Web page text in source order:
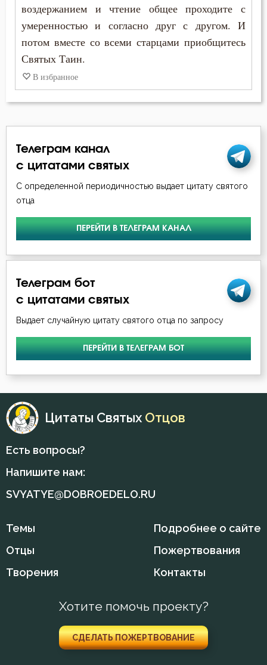
Молчание
Монастырь
Монах
Надежда
Нерадение
Оскорбление
Печаль
Познание себя
Помощь Божия
Пост
Почитание Бога
Прошение
Работа
Радость
Разум
Свобода воли
Священники
Смертная память
Иларион Оптинский (Пономарёв)
Илия Екдик
Иоанн Златоуст
Иоанн Карпафский
Иоанн Кронштадтский
Иоанн Лествичник
Исаак Сирин Ниневийский
Иустин (Попович)
Макарий Великий
Никита Стифат
Никодим Святогорец
Нил Синайский
Симеон Новый Богослов
Феодор Студит
Феофан Затворник
воздержанием и чтение общее проходите с
умеренностью и согласно друг с другом. И
потом вместе со всеми старцами приобщитесь
Святых Таин.
В избранное
Телеграм канал
с цитатами святых
С определенной периодичностью выдает цитату святого
отца
ПЕРЕЙТИ В ТЕЛЕГРАМ КАНАЛ
Телеграм бот
с цитатами святых
Выдает случайную цитату святого отца по запросу
ПЕРЕЙТИ В ТЕЛЕГРАМ БОТ
Цитаты Святых Отцов
Есть вопросы?
Напишите нам:
SVYATYE@DOBROEDELO.RU
Темы
Отцы
Творения
Подробнее о сайте
Пожертвования
Контакты
Хотите помочь проекту?
СДЕЛАТЬ ПОЖЕРТВОВАНИЕ